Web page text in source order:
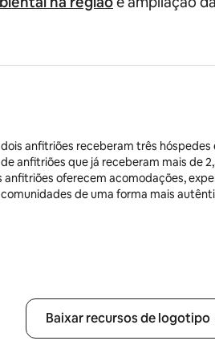
anfitriões receberam três
anfitriões que já receberam mais de
anfitriões oferecem acomodações,
de uma forma mais
Baixar recursos de logotipo